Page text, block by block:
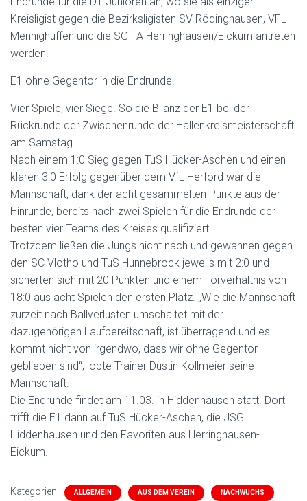
Kreisligist gegen die Bezirksligisten SV Rödinghausen, VFL
Mennighüffen und die SG FA Herringhausen/Eickum antreten
werden.
E1 ohne Gegentor in die Endrunde!
Vier Spiele, vier Siege. So die Bilanz der E1 bei der
Rückrunde der Zwischenrunde der Hallenkreismeisterschaft
am Samstag.
Nach einem 1:0 Sieg gegen TuS Hücker-Aschen und einen
klaren 3:0 Erfolg gegenüber dem VfL Herford war die
Mannschaft, dank der acht gesammelten Punkte aus der
Hinrunde, bereits nach zwei Spielen für die Endrunde der
besten vier Teams des Kreises qualifiziert.
Trotzdem ließen die Jungs nicht nach und gewannen gegen
den SC Vlotho und TuS Hunnebrock jeweils mit 2:0 und
sicherten sich mit 20 Punkten und einem Torverhältnis von
18:0 aus acht Spielen den ersten Platz. „Wie die Mannschaft
zurzeit nach Ballverlusten umschaltet mit der
dazugehörigen Laufbereitschaft, ist überragend und es
kommt nicht von irgendwo, dass wir ohne Gegentor
geblieben sind“, lobte Trainer Dustin Kollmeier seine
Mannschaft.
Die Endrunde findet am 11.03. in Hiddenhausen statt. Dort
trifft die E1 dann auf TuS Hücker-Aschen, die JSG
Hiddenhausen und den Favoriten aus Herringhausen-
Eickum.
Kategorien: ALLGEMEIN AUS DEM VEREIN NACHWUCHS